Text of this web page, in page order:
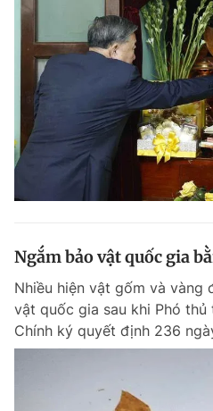
Ngắm bảo vật quốc gia
Nhiều hiện vật gốm và vàng
vật quốc gia sau khi Phó thủ
Chính ký quyết định 236